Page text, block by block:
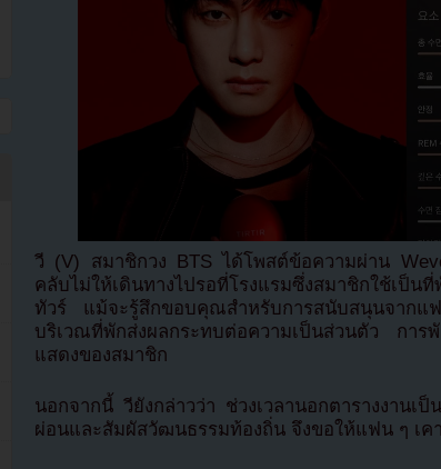
วี (V) สมาชิกวง BTS ได้โพสต์ข้อความผ่าน
คลับไม่ให้เดินทางไปรอที่โรงแรมซึ่งสมาชิกใช้เป็นที่
ทัวร์ แม้จะรู้สึกขอบคุณสำหรับการสนับสนุนจาก
บริเวณที่พักส่งผลกระทบต่อความเป็นส่วนตัว การ
แสดงของสมาชิก
นอกจากนี้ วียังกล่าวว่า ช่วงเวลานอกตารางงานเ
ผ่อนและสัมผัสวัฒนธรรมท้องถิ่น จึงขอให้แฟน ๆ เค